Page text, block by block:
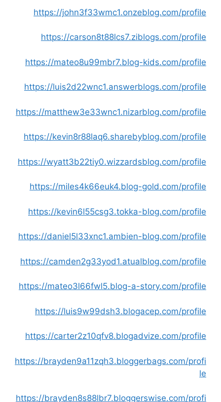
https://john3f33wmc1.onzeblog.com/profile
https://carson8t88lcs7.ziblogs.com/profile
https://mateo8u99mbr7.blog-kids.com/profile
https://luis2d22wnc1.answerblogs.com/profile
https://matthew3e33wnc1.nizarblog.com/profile
https://kevin8r88laq6.sharebyblog.com/profile
https://wyatt3b22tiy0.wizzardsblog.com/profile
https://miles4k66euk4.blog-gold.com/profile
https://kevin6l55csg3.tokka-blog.com/profile
https://daniel5l33xnc1.ambien-blog.com/profile
https://camden2g33yod1.atualblog.com/profile
https://mateo3l66fwl5.blog-a-story.com/profile
https://luis9w99dsh3.blogacep.com/profile
https://carter2z10qfv8.blogadvize.com/profile
https://brayden9a11zqh3.bloggerbags.com/profi
le
https://brayden8s88lbr7.bloggerswise.com/profi